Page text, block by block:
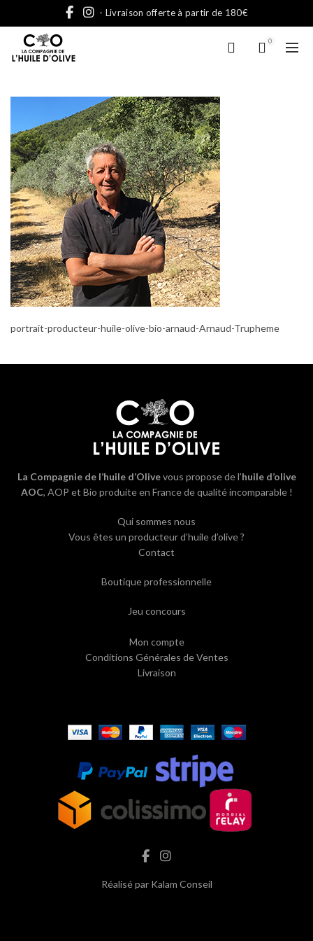
- Livraison offerte à partir de 180€
0
portrait-producteur-huile-olive-bio-arnaud-Arnaud-Trupheme
La Compagnie de l’huile d’Olivevous propose de l’huile d’olive
AOC, AOP et Bio produite en France de qualité incomparable !
Qui sommes nous
Vous êtes un producteur d’huile d’olive ?
Contact
Boutique professionnelle
Jeu concours
Mon compte
Conditions Générales de Ventes
Livraison
Réalisé par Kalam Conseil